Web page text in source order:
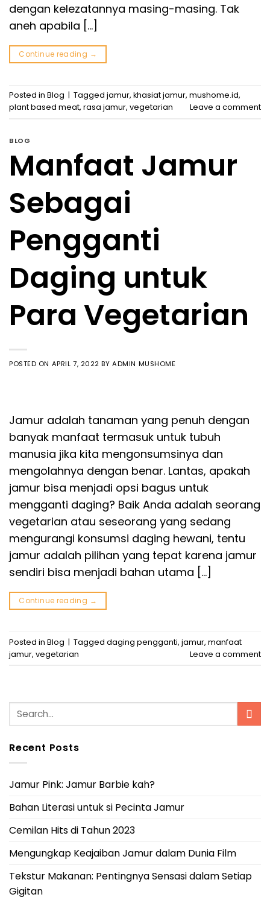
dengan kelezatannya masing-masing. Tak
aneh apabila […]
Continue reading →
Posted in Blog | Tagged jamur, khasiat jamur, mushome.id,
plant based meat, rasa jamur, vegetarian Leave a comment
BLOG
Manfaat Jamur
Sebagai
Pengganti
Daging untuk
Para Vegetarian
POSTED ON APRIL 7, 2022 BYADMIN MUSHOME
Jamur adalah tanaman yang penuh dengan
banyak manfaat termasuk untuk tubuh
manusia jika kita mengonsumsinya dan
mengolahnya dengan benar. Lantas, apakah
jamur bisa menjadi opsi bagus untuk
mengganti daging? Baik Anda adalah seorang
vegetarian atau seseorang yang sedang
mengurangi konsumsi daging hewani, tentu
jamur adalah pilihan yang tepat karena jamur
sendiri bisa menjadi bahan utama […]
Continue reading →
Posted in Blog | Tagged daging pengganti, jamur, manfaat
jamur, vegetarian Leave a comment
Recent Posts
Jamur Pink: Jamur Barbie kah?
Bahan Literasi untuk si Pecinta Jamur
Cemilan Hits di Tahun 2023
Mengungkap Keajaiban Jamur dalam Dunia Film
Tekstur Makanan: Pentingnya Sensasi dalam Setiap
Gigitan